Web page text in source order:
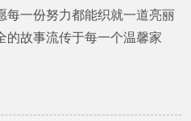
每一份努力都能织就一道亮丽
的故事流传于每一个温馨家